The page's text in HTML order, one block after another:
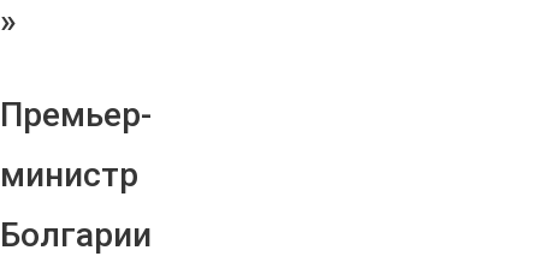
»
Премьер-
министр
Болгарии